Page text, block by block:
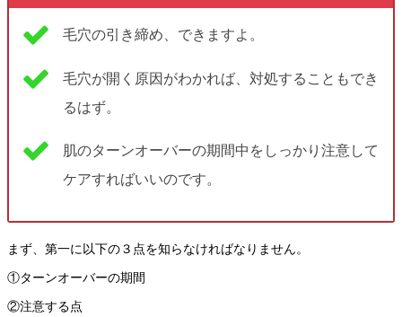
毛穴の引き締め、できますよ。
毛穴が開く原因がわかれば、対処することもでき
るはず。
肌のターンオーバーの期間中をしっかり注意して
ケアすればいいのです。
まず、第一に以下の３点を知らなければなりません。
①ターンオーバーの期間
②注意する点